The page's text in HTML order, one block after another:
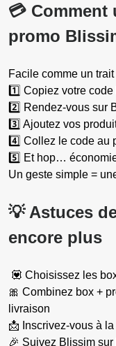
💳 Comment
promo
Facile comme un
1️⃣ Copiez votre
2️⃣ Rendez-vous sur
3️⃣ Ajoutez vos
4️⃣ Collez le code au
5️⃣ Et hop…
Un geste simple =
💡 Astuces
encore plus
💟 Choisissez les
🎀 Combinez box +
livraison
📩 Inscrivez-vous à
🎉 Suivez Blissim